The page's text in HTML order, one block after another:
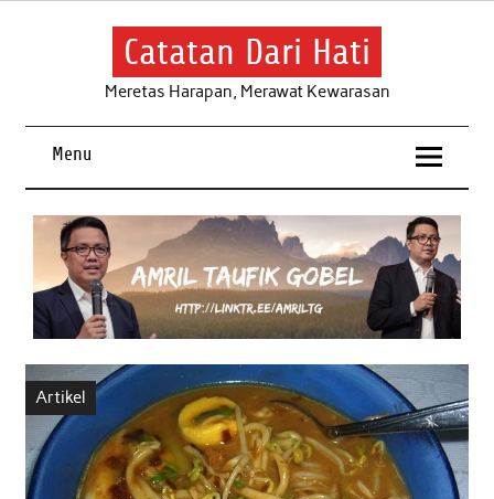
Skip
Catatan Dari Hati
Meretas Harapan, Merawat Kewarasan
Menu
Artikel